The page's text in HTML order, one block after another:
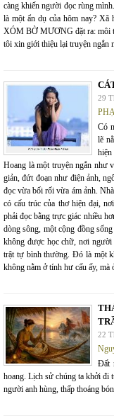
càng khiến người đọc rùng
là một ẩn dụ của hôm nay?
XÓM BỜ MƯƠNG đặt ra: môi
tôi xin giới thiệu lại truyện ngắn
29
Có
lẽ
Hoang là một truyện ngắn như
giản, đứt đoạn như điện ảnh,
đọc vừa bối rối vừa ám ảnh.
có cấu trúc của thơ hiện đại,
phải đọc bằng trực giác nhiều
dòng sông, một cộng đồng
không được học chữ, nơi
trật tự bình thường. Đó là một
không nằm ở tính hư cấu ấy,
22
Đất
hoang. Lịch sử chúng ta khởi đi
người anh hùng, thấp thoáng